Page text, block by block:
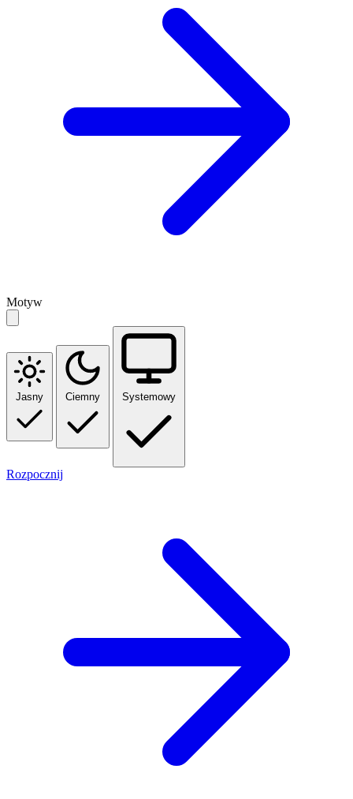
Motyw
Jasny Ciemny Systemowy
Rozpocznij